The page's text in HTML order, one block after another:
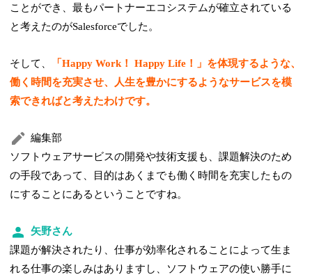
ことができ、最もパートナーエコシステムが確立されている
と考えたのがSalesforceでした。
そして、
「Happy Work！ Happy Life！」を体現するような、
働く時間を充実させ、人生を豊かにするようなサービスを模
索できればと考えたわけです。
編集部
ソフトウェアサービスの開発や技術支援も、課題解決のため
の手段であって、目的はあくまでも働く時間を充実したもの
にすることにあるということですね。
矢野さん
課題が解決されたり、仕事が効率化されることによって生ま
れる仕事の楽しみはありますし、ソフトウェアの使い勝手に